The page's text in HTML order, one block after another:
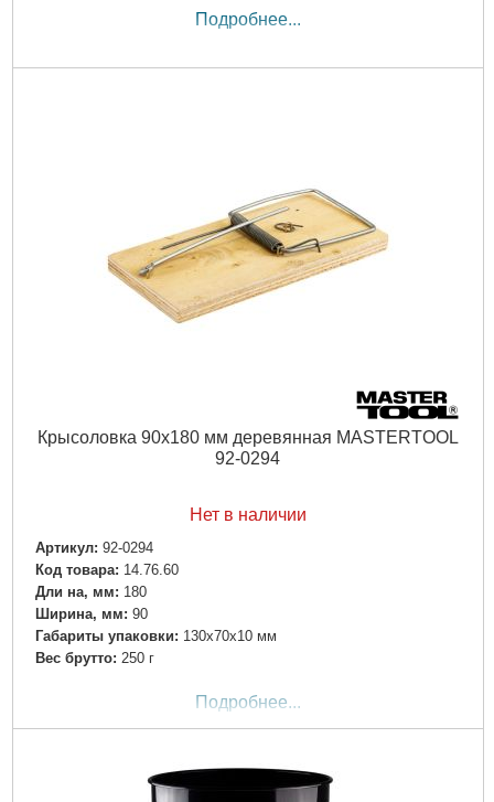
Подробнее...
Крысоловка 90х180 мм деревянная MASTERTOOL
92-0294
Нет в наличии
Артикул: 92-0294
Код товара: 14.76.60
Дли на, мм: 180
Ширина, мм: 90
Габариты упаковки: 130x70x10 мм
Вес брутто: 250 г
Подробнее...